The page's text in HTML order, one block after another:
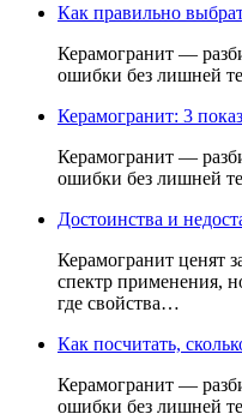
Как правильно
Керамогранит —
ошибки без лишней
Керамогранит: 3
Керамогранит —
ошибки без лишней
Достоинства и
Керамогранит ценят
спектр применения,
где свойства…
Как посчитать,
Керамогранит —
ошибки без лишней